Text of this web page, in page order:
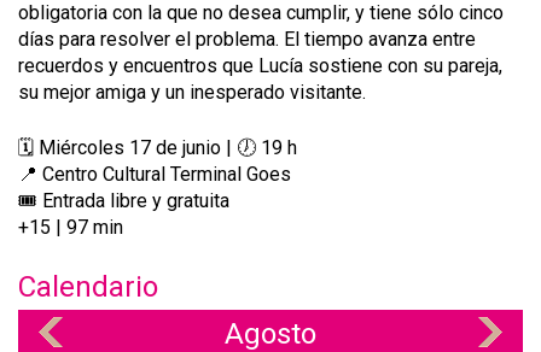
obligatoria con la que no desea cumplir, y tiene sólo cinco
días para resolver el problema. El tiempo avanza entre
recuerdos y encuentros que Lucía sostiene con su pareja,
su mejor amiga y un inesperado visitante.
🗓️ Miércoles 17 de junio | 🕖 19 h
📍 Centro Cultural Terminal Goes
🎟️ Entrada libre y gratuita
+15 | 97 min
Calendario
Agosto